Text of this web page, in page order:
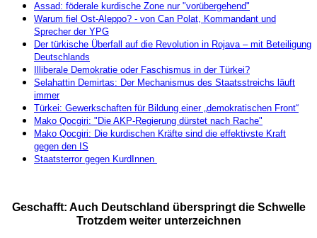
Assad: föderale kurdische Zone nur "vorübergehend"
Warum fiel Ost-Aleppo? - von Can Polat, Kommandant und
Sprecher der YPG
Der türkische Überfall auf die Revolution in Rojava – mit Beteiligung
Deutschlands
Illiberale Demokratie oder Faschismus in der Türkei?
Selahattin Demirtas: Der Mechanismus des Staatsstreichs läuft
immer
Türkei: Gewerkschaften für Bildung einer „demokratischen Front“
Mako Qocgiri: "Die AKP-Regierung dürstet nach Rache"
Mako Qocgiri: Die kurdischen Kräfte sind die effektivste Kraft
gegen den IS
Staatsterror gegen KurdInnen
Geschafft: Auch Deutschland überspringt die Schwelle
Trotzdem weiter unterzeichnen